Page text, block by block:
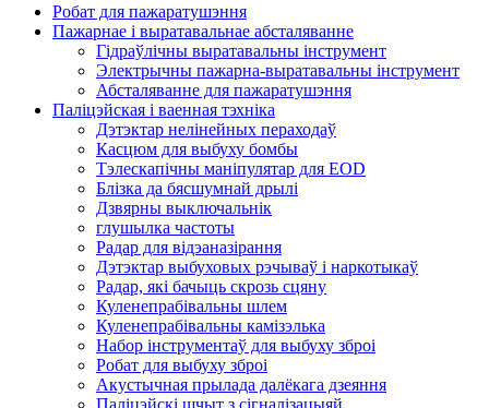
Робат для пажаратушэння
Пажарнае і выратавальнае абсталяванне
Гідраўлічны выратавальны інструмент
Электрычны пажарна-выратавальны інструмент
Абсталяванне для пажаратушэння
Паліцэйская і ваенная тэхніка
Дэтэктар нелінейных пераходаў
Касцюм для выбуху бомбы
Тэлескапічны маніпулятар для EOD
Блізка да бясшумнай дрылі
Дзвярны выключальнік
глушылка частоты
Радар для відэаназірання
Дэтэктар выбуховых рэчываў і наркотыкаў
Радар, які бачыць скрозь сцяну
Куленепрабівальны шлем
Куленепрабівальны камізэлька
Набор інструментаў для выбуху зброі
Робат для выбуху зброі
Акустычная прылада далёкага дзеяння
Паліцэйскі шчыт з сігналізацыяй